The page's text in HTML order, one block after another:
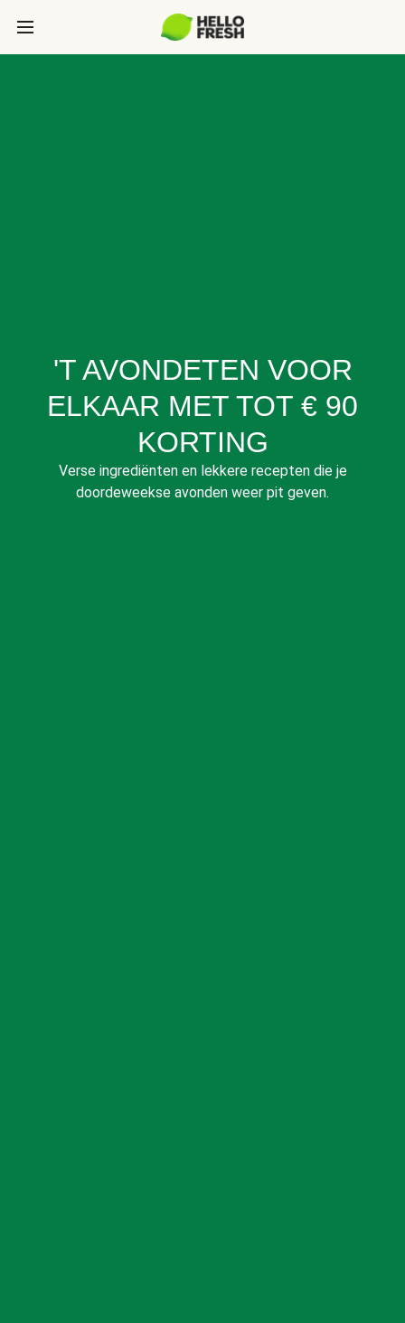
'T AVONDETEN VOOR
ELKAAR MET TOT € 90
KORTING
Verse ingrediënten en lekkere recepten die je
doordeweekse avonden weer pit geven.